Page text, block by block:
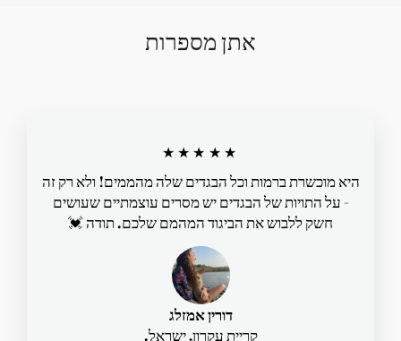
אתן מספרות
★★★★★
היא מוכשרת ברמות וכל הבגדים שלה מהממים! ולא רק זה
- על התויות של הבגדים יש מסרים עוצמתיים שעושים
חשק ללבוש את הביגוד המהמם שלכם. תודה 💓
דורין אמזלג
קריית עקרון, ישראל.